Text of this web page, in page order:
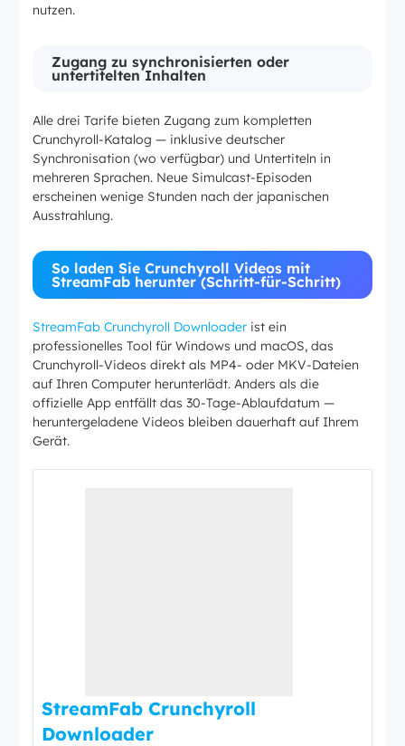
nutzen.
Zugang zu synchronisierten oder
untertitelten Inhalten
Alle drei Tarife bieten Zugang zum kompletten
Crunchyroll-Katalog — inklusive deutscher
Synchronisation (wo verfügbar) und Untertiteln in
mehreren Sprachen. Neue Simulcast-Episoden
erscheinen wenige Stunden nach der japanischen
Ausstrahlung.
So laden Sie Crunchyroll Videos mit
StreamFab herunter (Schritt-für-Schritt)
StreamFab Crunchyroll Downloader ist ein
professionelles Tool für Windows und macOS, das
Crunchyroll-Videos direkt als MP4- oder MKV-Dateien
auf Ihren Computer herunterlädt. Anders als die
offizielle App entfällt das 30-Tage-Ablaufdatum —
heruntergeladene Videos bleiben dauerhaft auf Ihrem
Gerät.
StreamFab Crunchyroll
Downloader